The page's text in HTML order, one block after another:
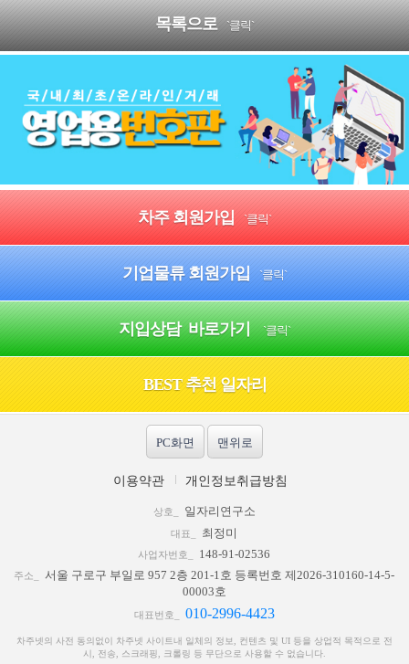
목록으로 `클릭`
차주 회원가입 `클릭`
기업물류 회원가입 `클릭`
지입상담 바로가기 `클릭`
BEST 추천 일자리
PC화면 맨위로
이용약관 개인정보취급방침
상호_ 일자리연구소
대표_ 최정미
사업자번호_ 148-91-02536
주소_서울 구로구 부일로 957 2층 201-1호 등록번호 제2026-310160-14-5-
00003호
대표번호_ 010-2996-4423
차주넷의 사전 동의없이 차주넷 사이트내 일체의 정보, 컨텐츠 및 UI 등을 상업적 목적으로 전
시, 전송, 스크래핑, 크롤링 등 무단으로 사용할 수 없습니다.